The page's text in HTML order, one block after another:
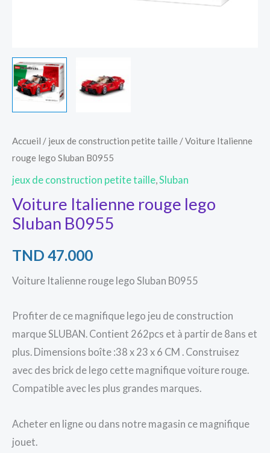
Accueil / jeux de construction petite taille / Voiture Italienne
rouge lego Sluban B0955
jeux de construction petite taille Sluban
Voiture Italienne rouge lego
Sluban B0955
TND 47.000
Voiture Italienne rouge lego Sluban B0955
Profiter de ce magnifique lego jeu de construction
marque SLUBAN. Contient 262pcs et à partir de 8ans et
plus. Dimensions boîte :38 x 23 x 6 CM . Construisez
avec des brick de lego cette magnifique voiture rouge.
Compatible avec les plus grandes marques.
Acheter en ligne ou dans notre magasin ce magnifique
jouet.